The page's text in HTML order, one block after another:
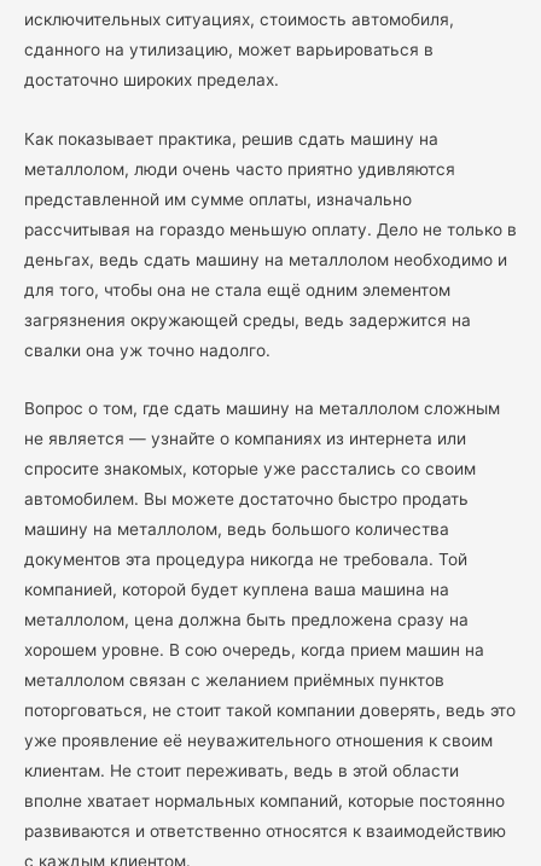
исключительных ситуациях, стоимость автомобиля,
сданного на утилизацию, может варьироваться в
достаточно широких пределах.
Как показывает практика, решив сдать машину на
металлолом, люди очень часто приятно удивляются
представленной им сумме оплаты, изначально
рассчитывая на гораздо меньшую оплату. Дело не только в
деньгах, ведь сдать машину на металлолом необходимо и
для того, чтобы она не стала ещё одним элементом
загрязнения окружающей среды, ведь задержится на
свалки она уж точно надолго.
Вопрос о том, где сдать машину на металлолом сложным
не является — узнайте о компаниях из интернета или
спросите знакомых, которые уже расстались со своим
автомобилем. Вы можете достаточно быстро продать
машину на металлолом, ведь большого количества
документов эта процедура никогда не требовала. Той
компанией, которой будет куплена ваша машина на
металлолом, цена должна быть предложена сразу на
хорошем уровне. В сою очередь, когда прием машин на
металлолом связан с желанием приёмных пунктов
поторговаться, не стоит такой компании доверять, ведь это
уже проявление её неуважительного отношения к своим
клиентам. Не стоит переживать, ведь в этой области
вполне хватает нормальных компаний, которые постоянно
развиваются и ответственно относятся к взаимодействию
с каждым клиентом.